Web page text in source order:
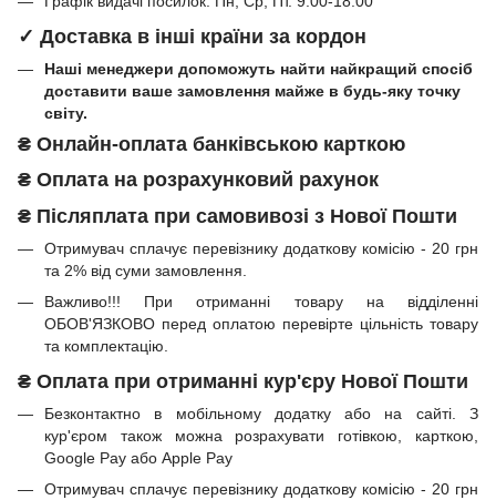
✓ Доставка в інші країни за кордон
Наші менеджери допоможуть найти найкращий спосіб
доставити ваше замовлення майже в будь-яку точку
світу.
₴ Онлайн-оплата банківською карткою
₴ Оплата на розрахунковий рахунок
₴ Післяплата при самовивозі з Нової Пошти
Отримувач сплачує перевізнику додаткову комісію - 20 грн
та 2% від суми замовлення.
Важливо!!! При отриманні товару на відділенні
ОБОВ'ЯЗКОВО перед оплатою перевірте цільність товару
та комплектацію.
₴ Оплата при отриманні кур'єру Нової Пошти
Безконтактно в мобільному додатку або на сайті. З
кур'єром також можна розрахувати готівкою, карткою,
Google Pay або Apple Pay
Отримувач сплачує перевізнику додаткову комісію - 20 грн